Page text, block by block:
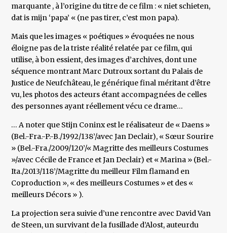
marquante , à l’origine du titre de ce film : « niet schieten,
dat is mijn ‘papa’ « (ne pas tirer, c’est mon papa).
Mais que les images « poétiques » évoquées ne nous
éloigne pas de la triste réalité relatée par ce film, qui
utilise, à bon essient, des images d’archives, dont une
séquence montrant Marc Dutroux sortant du Palais de
Justice de Neufchâteau, le générique final méritant d’être
vu, les photos des acteurs étant accompagnées de celles
des personnes ayant réellement vécu ce drame…
… A noter que Stijn Coninx est le réalisateur de « Daens »
(Bel.-Fra.-P.-B./1992/138’/avec Jan Declair), « Sœur Sourire
» (Bel.-Fra./2009/120’/« Magritte des meilleurs Costumes
»/avec Cécile de France et Jan Declair) et « Marina » (Bel.-
Ita./2013/118’/Magritte du meilleur Film flamand en
Coproduction », « des meilleurs Costumes » et des «
meilleurs Décors » ).
La projection sera suivie d’une rencontre avec David Van
de Steen, un survivant de la fusillade d’Alost, auteurdu